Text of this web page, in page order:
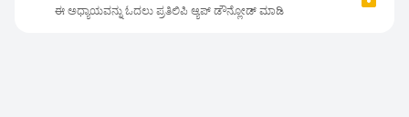
ಈ ಅಧ್ಯಾಯವನ್ನು ಓದಲು ಪ್ರತಿಲಿಪಿ ಆ್ಯಪ್ ಡೌನ್ಲೋಡ್ ಮಾಡಿ